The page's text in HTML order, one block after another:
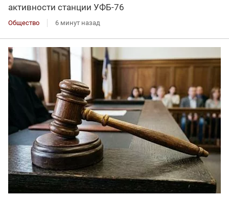
активности станции УФБ-76
Общество 6 минут назад